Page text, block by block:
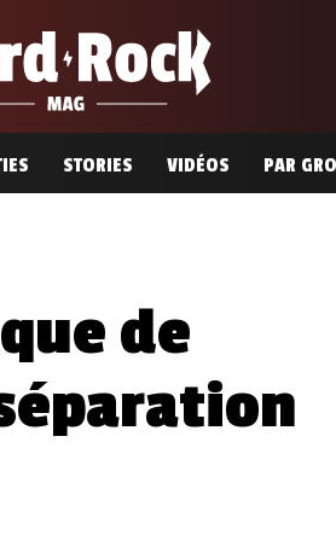
STORIES VIDÉOS PAR
de